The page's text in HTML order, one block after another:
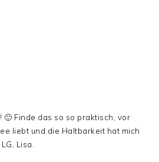
🙂 Finde das so so praktisch, vor
liebt und die Haltbarkeit hat mich
Lisa.